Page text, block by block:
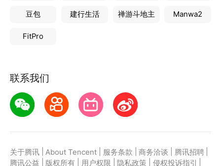
豆包 建行生活 禅游斗地主 Manwa2
FitPro
联系我们
关于腾讯 About Tencent 服务条款 商务洽谈 腾讯招聘
腾讯公益
版权所有 用户权限 隐私政策 侵权投诉指引